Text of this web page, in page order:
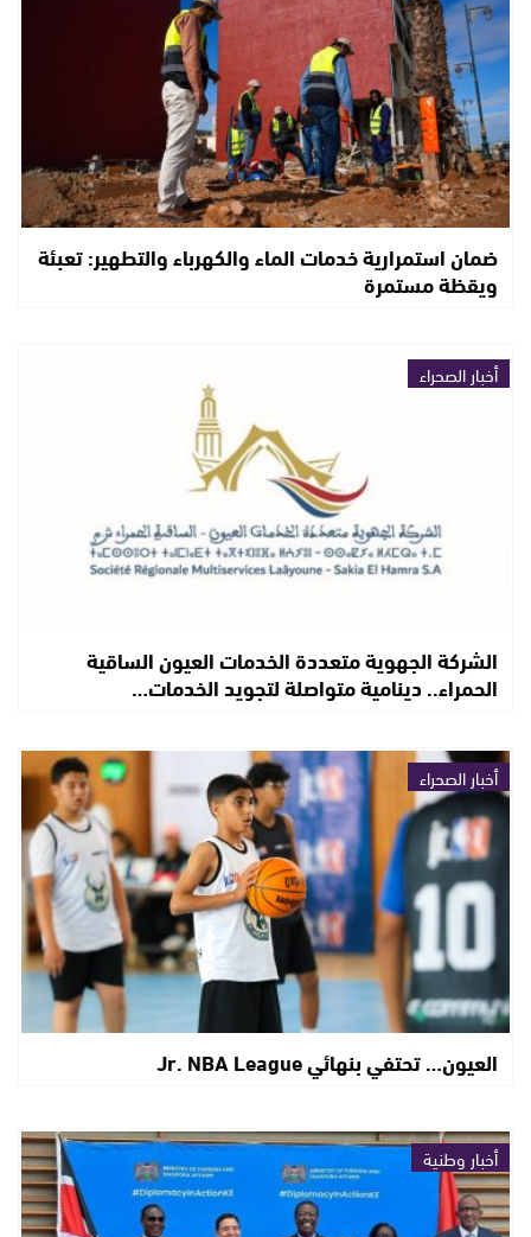
ضمان استمرارية خدمات الماء والكهرباء والتطهير: تعبئة
ويقظة مستمرة
أخبار الصحراء
الشركة الجهوية متعددة الخدمات العيون الساقية
الحمراء.. دينامية متواصلة لتجويد الخدمات…
أخبار الصحراء
العيون… تحتفي بنهائي Jr. NBA League
أخبار وطنية